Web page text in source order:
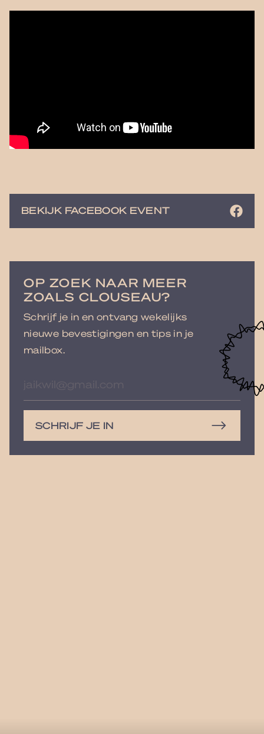
BEKIJK FACEBOOK EVENT
OP ZOEK NAAR MEER
ZOALS CLOUSEAU?
Schrijf je in en ontvang wekelijks
nieuwe bevestigingen en tips in je
mailbox.
SCHRIJF JE IN